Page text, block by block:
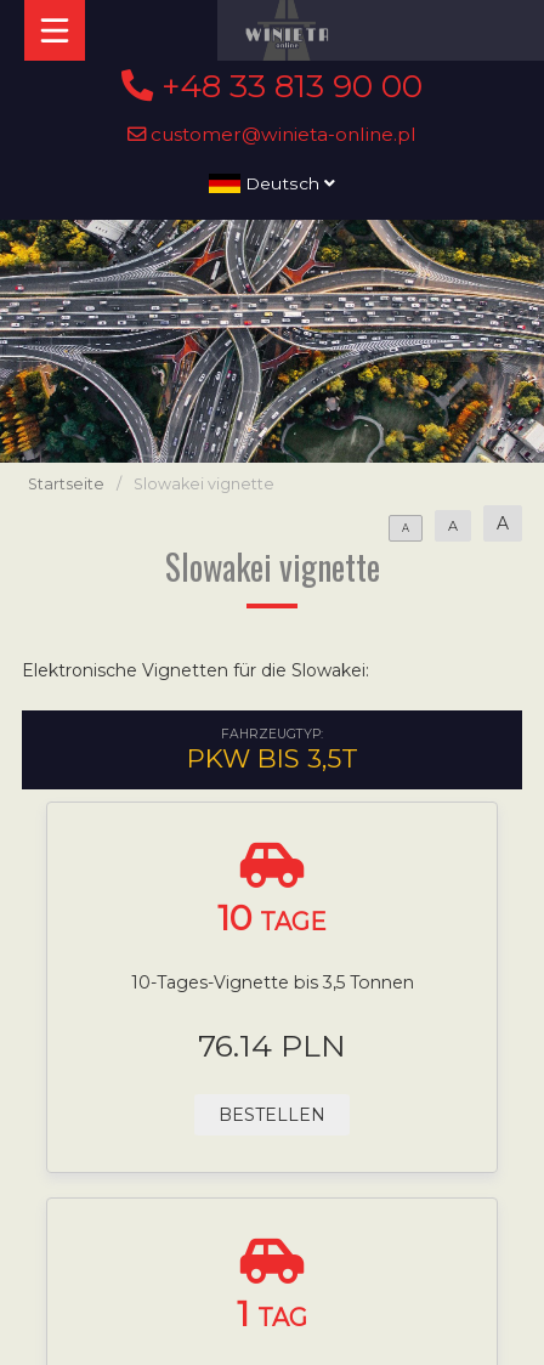
+48 33 813 90 00
customer@winieta-online.pl
Deutsch
Startseite / Slowakei vignette
A A A
Slowakei vignette
Elektronische Vignetten für die Slowakei:
FAHRZEUGTYP:
PKW BIS 3,5T
10 TAGE
10-Tages-Vignette bis 3,5 Tonnen
76.14 PLN
BESTELLEN
1 TAG